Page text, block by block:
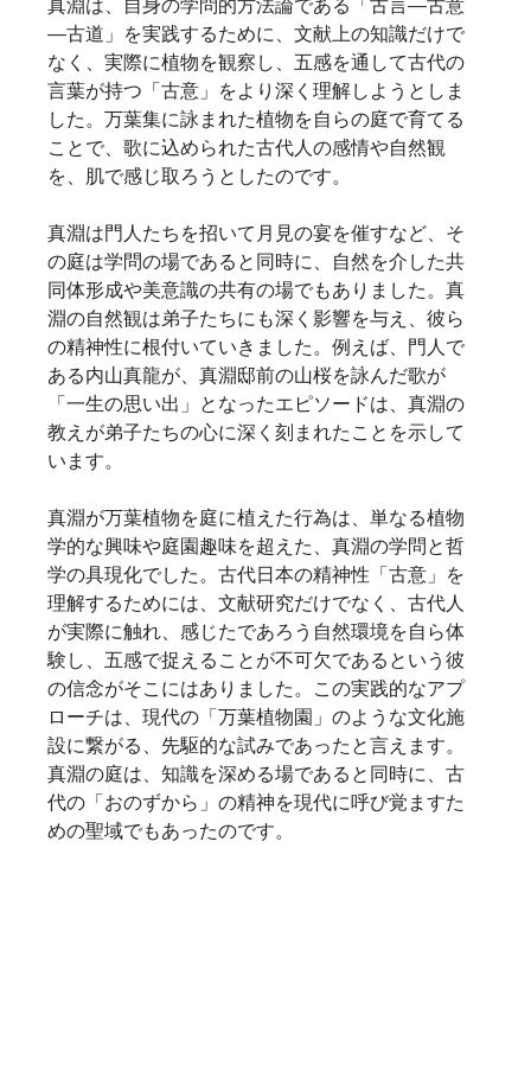
―古道」を実践するために、文献上の知識だけで
なく、実際に植物を観察し、五感を通して古代の
言葉が持つ「古意」をより深く理解しようとしま
した。万葉集に詠まれた植物を自らの庭で育てる
ことで、歌に込められた古代人の感情や自然観
を、肌で感じ取ろうとしたのです。
真淵は門人たちを招いて月見の宴を催すなど、そ
の庭は学問の場であると同時に、自然を介した共
同体形成や美意識の共有の場でもありました。真
淵の自然観は弟子たちにも深く影響を与え、彼ら
の精神性に根付いていきました。例えば、門人で
ある内山真龍が、真淵邸前の山桜を詠んだ歌が
「一生の思い出」となったエピソードは、真淵の
教えが弟子たちの心に深く刻まれたことを示して
います。
真淵が万葉植物を庭に植えた行為は、単なる植物
学的な興味や庭園趣味を超えた、真淵の学問と哲
学の具現化でした。古代日本の精神性「古意」を
理解するためには、文献研究だけでなく、古代人
が実際に触れ、感じたであろう自然環境を自ら体
験し、五感で捉えることが不可欠であるという彼
の信念がそこにはありました。この実践的なアプ
ローチは、現代の「万葉植物園」のような文化施
設に繋がる、先駆的な試みであったと言えます。
真淵の庭は、知識を深める場であると同時に、古
代の「おのずから」の精神を現代に呼び覚ますた
めの聖域でもあったのです。